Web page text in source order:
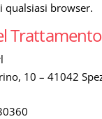
qualsiasi browser.
10 – 41042